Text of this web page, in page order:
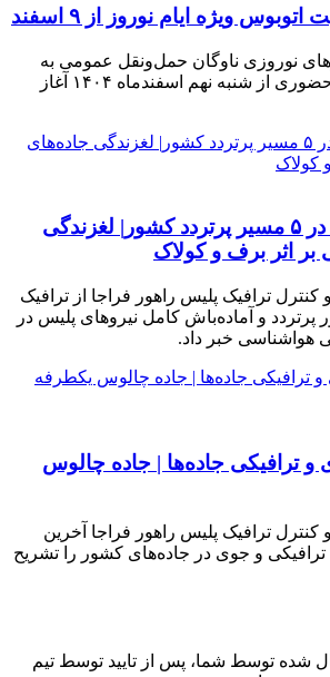
ویژه ایام نوروز از ۹ اسفند
نوروزی ناوگان حمل‌ونقل عمومی به
صورت حضوری و غیرحضوری از شنبه نهم اسفندماه ۱۴۰۴ آغاز
ترافیک نیمه‌سنگین در ۵ مسیر پرتردد کشور| لغزندگی
بر اثر برف و کولاک
ترافیک پلیس راهور فراجا از ترافیک
پرتردد و آماده‌باش کامل نیروهای پلیس در
هواشناسی خبر داد.
ترافیکی جاده‌ها | جاده چالوس
ترافیک پلیس راهور فراجا آخرین
و جوی در جاده‌های کشور را تشریح
شده توسط شما، پس از تایید توسط تیم